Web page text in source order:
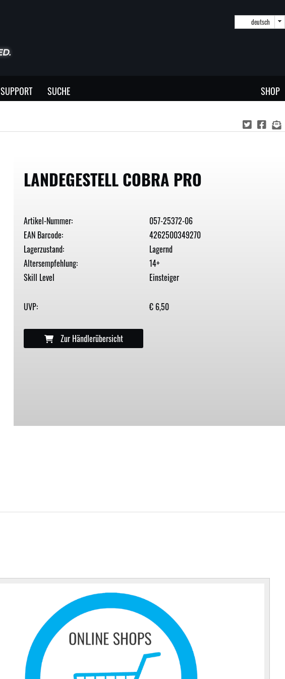
deutsch
SUPPORT SUCHE SHOP
LANDEGESTELL COBRA PRO
Artikel-Nummer:
057-25372-06
EAN Barcode:
4262500349270
Lagerzustand:
Lagernd
Altersempfehlung:
14+
Skill Level
Einsteiger
UVP: € 6,50
Zur Händlerübersicht